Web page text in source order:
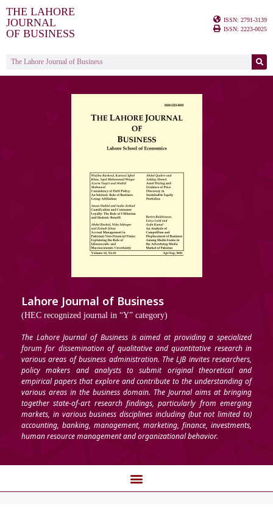
THE LAHORE
JOURNAL
OF BUSINESS
ISSN: 2791-3139
ISSN: 2223-0025
Lahore Journal of Business
(HEC recognized journal in “Y” category)
The Lahore Journal of Business is aimed at providing a specialized
forum for dissemination of qualitative and quantitative research in
various areas of business administration. The LJB invites researchers,
policy makers and analysts to submit original theoretical and
empirical papers that explore and contribute to the understanding of
various areas in the business domain. The Journal aims at bringing
together state-of-art research findings, particularly from emerging
markets, in various business disciplines including (but not limited to)
accounting, banking, management, marketing, finance, investments,
human resource management and organizational behavior.